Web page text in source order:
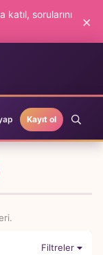
sorularını
×
Kayıt ol
Filtreler